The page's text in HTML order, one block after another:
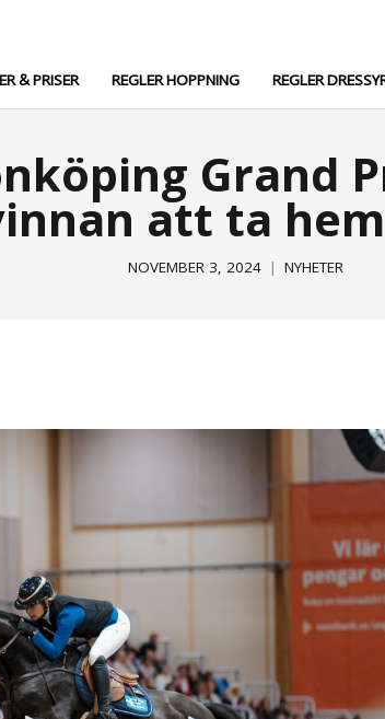
& PRISER REGLER HOPPNING REGLER
Grand
att ta
NOVEMBER 3, 2024 NYHETER